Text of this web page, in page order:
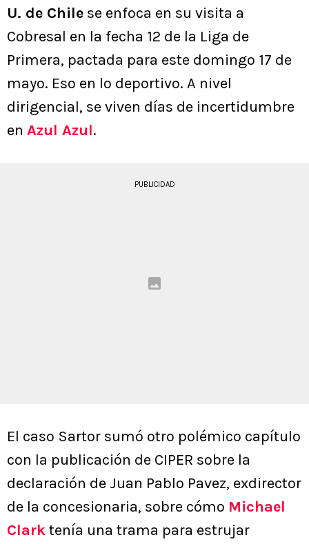
U. de Chile se enfoca en su visita a
Cobresal en la fecha 12 de la Liga de
Primera, pactada para este domingo 17 de
mayo. Eso en lo deportivo. A nivel
dirigencial, se viven días de incertidumbre
en Azul Azul.
PUBLICIDAD
El caso Sartor sumó otro polémico capítulo
con la publicación de CIPER sobre la
declaración de Juan Pablo Pavez, exdirector
de la concesionaria, sobre cómo Michael
Clarktenía una trama para estrujar